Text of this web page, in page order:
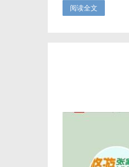
阅读全文